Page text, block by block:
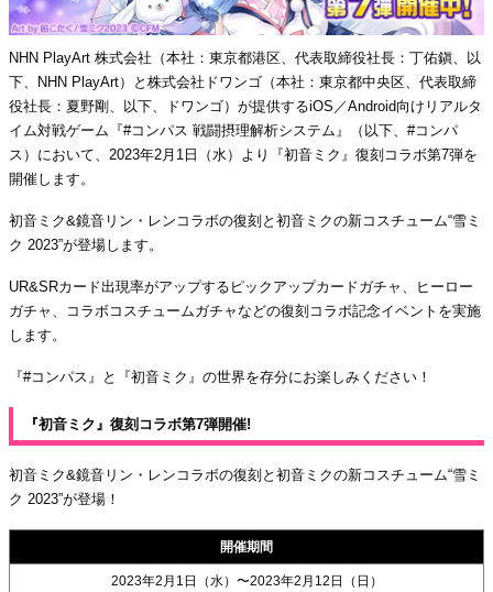
NHN PlayArt 株式会社（本社：東京都港区、代表取締役社長：丁佑鎭、以
下、NHN PlayArt）と株式会社ドワンゴ（本社：東京都中央区、代表取締
役社長：夏野剛、以下、ドワンゴ）が提供するiOS／Android向けリアルタ
イム対戦ゲーム『#コンパス 戦闘摂理解析システム』（以下、#コンパ
ス）において、2023年2月1日（水）より『初音ミク』復刻コラボ第7弾を
開催します。
初音ミク&鏡音リン・レンコラボの復刻と初音ミクの新コスチューム“雪ミ
ク 2023”が登場します。
UR&SRカード出現率がアップするピックアップカードガチャ、ヒーロー
ガチャ、コラボコスチュームガチャなどの復刻コラボ記念イベントを実施
します。
『#コンパス』と『初音ミク』の世界を存分にお楽しみください！
『初音ミク』復刻コラボ第7弾開催!
初音ミク&鏡音リン・レンコラボの復刻と初音ミクの新コスチューム“雪ミ
ク 2023”が登場！
開催期間
2023年2月1日（水）〜2023年2月12日（日）